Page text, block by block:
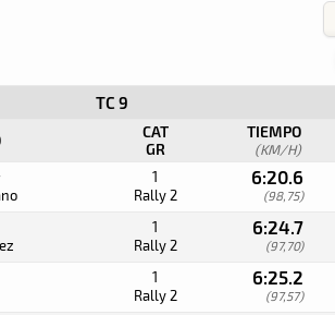
TC 9
CAT
GR
TIEMPO
(KM/H)
1
Rally 2
6:20.6
(98,75)
1
Rally 2
6:24.7
(97,70)
1
Rally 2
6:25.2
(97,57)